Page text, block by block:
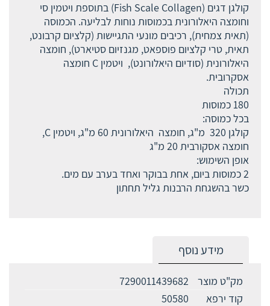
קולגן דגים (Fish Scale Collagen) בתוספת ויטמין סי
וחומצה היאלורונית בכמוסות נוחות לבליעה. הכמוסה
(תאית צמחית), רכיבים מונעי התגיישות (קלציום קרבונט,
תאית, טרי קלציום פוספאט, מגנזיום סטיארט), חומצה
היאלורונית (סודיום היאלורונט), ויטמין C חומצה
אסקרובית.
תכולה
180 כמוסות
בכל כמוסה:
קולגן 320 מ"ג, חומצה היאלורונית 60 מ"ג, ויטמין C,
חומצה אסקורבית 20 מ"ג
אופן השימוש:
2 כמוסות ביום, אחת בבוקר ואחד בערב עם מים.
כשר בהשגחת הרבנות גליל תחתון
מידע נוסף
מק"ט מוצר
7290011439682
קוד ירפא
50580